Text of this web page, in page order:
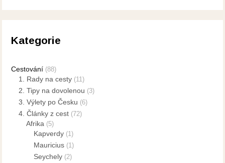
Kategorie
Cestování (88)
1. Rady na cesty (11)
2. Tipy na dovolenou (3)
3. Výlety po Česku (6)
4. Články z cest (72)
Afrika (5)
Kapverdy (1)
Mauricius (1)
Seychely (2)